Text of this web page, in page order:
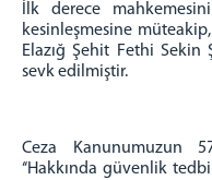
BİLGİ İŞLEM MÜDÜRLÜĞÜ
PORTAL ŞİFRESİ ALMA
E-İMZA BAŞVURU YAPMA
E-İMZA ŞİFRESİNİ
İlk derece
kesinleşmesine
Elazığ Şehit Fethi Sekin
sevk edilmiştir.
Ceza Kanunumuzun
‘‘Hakkında güvenlik